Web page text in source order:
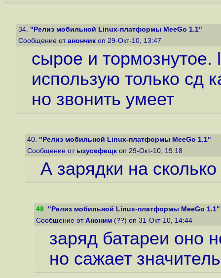
34. "Релиз мобильной Linux-платформы MeeGo 1.1"
Сообщение от анончик on 29-Окт-10, 13:47
сырое и тормознутое.
использую только сд
но звонить умеет
40. "Релиз мобильной Linux-платформы MeeGo 1.1"
Сообщение от ызусефещк on 29-Окт-10, 19:18
А зарядки на сколько
48. "Релиз мобильной Linux-платформы MeeGo 1.1"
Сообщение от Аноним (??) on 31-Окт-10, 14:44
заряд батареи оно
но сажает